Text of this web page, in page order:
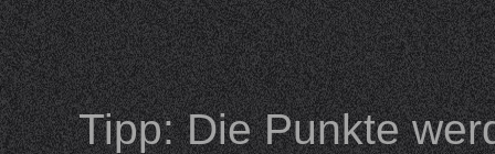
Tipp: Die Punkte